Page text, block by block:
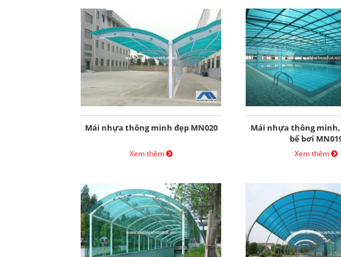
Mái nhựa thông minh đẹp MN020
Xem thêm
Mái nhựa thông
bể bơi
Xem thêm